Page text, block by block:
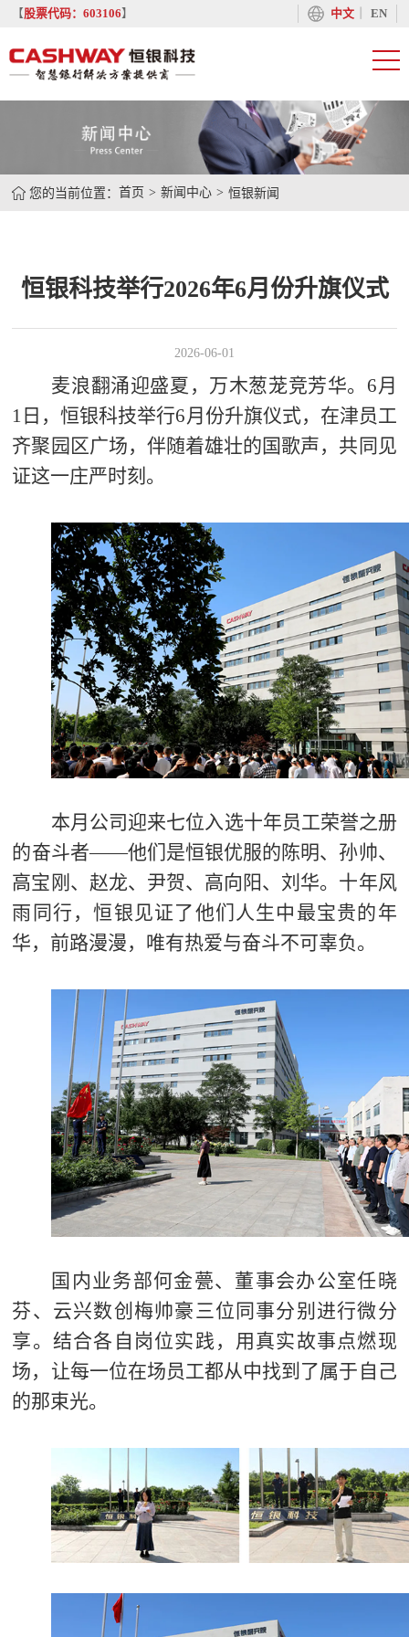
【股票代码：603106】 中文丨 EN
您的当前位置：首页 新闻中心 恒银新闻
恒银科技举行2026年6月份升旗仪式
2026-06-01
麦浪翻涌迎盛夏，万木葱茏竞芳华。6月
1日，恒银科技举行6月份升旗仪式，在津员工
齐聚园区广场，伴随着雄壮的国歌声，共同见
证这一庄严时刻。
本月公司迎来七位入选十年员工荣誉之册
的奋斗者——他们是恒银优服的陈明、孙帅、
高宝刚、赵龙、尹贺、高向阳、刘华。十年风
雨同行，恒银见证了他们人生中最宝贵的年
华，前路漫漫，唯有热爱与奋斗不可辜负。
国内业务部何金甍、董事会办公室任晓
芬、云兴数创梅帅豪三位同事分别进行微分
享。结合各自岗位实践，用真实故事点燃现
场，让每一位在场员工都从中找到了属于自己
的那束光。